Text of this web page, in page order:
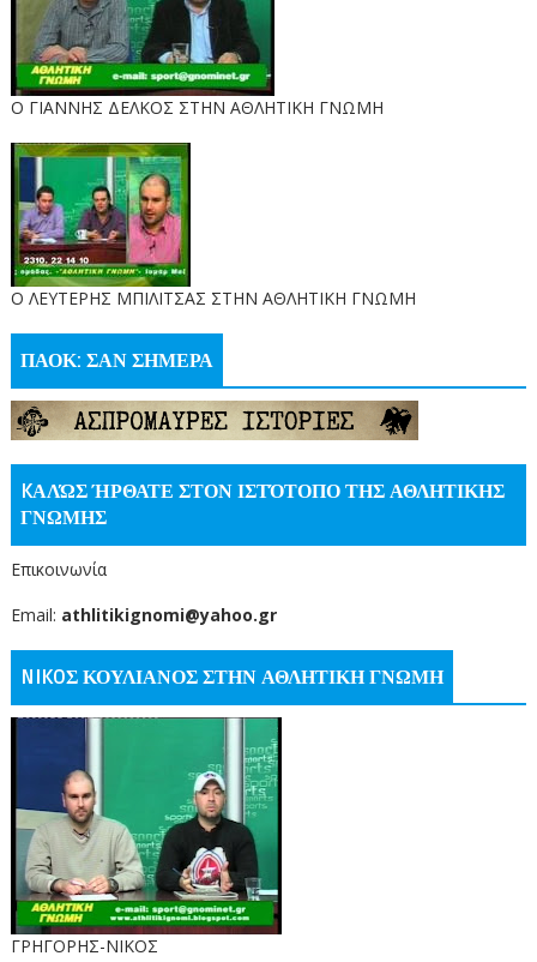
Ο ΓΙΑΝΝΗΣ ΔΕΛΚΟΣ ΣΤΗΝ ΑΘΛΗΤΙΚΗ ΓΝΩΜΗ
O ΛΕΥΤΕΡΗΣ ΜΠΙΛΙΤΣΑΣ ΣΤΗΝ ΑΘΛΗΤΙΚΗ ΓΝΩΜΗ
ΠΑΟΚ: ΣΑΝ ΣΗΜΕΡΑ
KΑΛΏΣ ΉΡΘΑΤΕ ΣΤΟΝ ΙΣΤΌΤΟΠΟ ΤΗΣ ΑΘΛΗΤΙΚΗΣ
ΓΝΩΜΗΣ
Επικοινωνία
Email: athlitikignomi@yahoo.gr
NIKOΣ ΚΟΥΛΙΑΝΟΣ ΣΤΗΝ ΑΘΛΗΤΙΚΗ ΓΝΩΜΗ
ΓΡΗΓΟΡΗΣ-ΝΙΚΟΣ